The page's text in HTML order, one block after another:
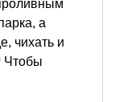
а
чихать и
Чтобы